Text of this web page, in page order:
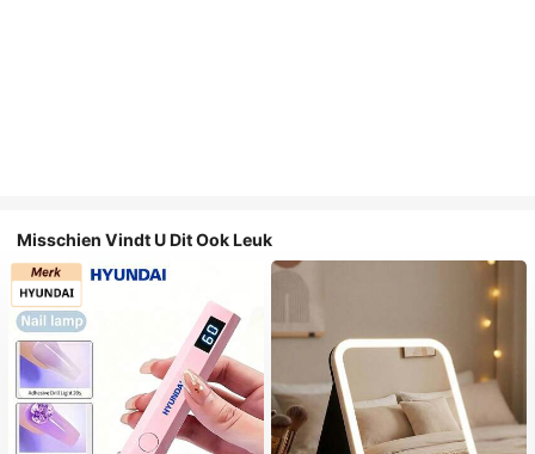
Misschien Vindt U Dit Ook Leuk